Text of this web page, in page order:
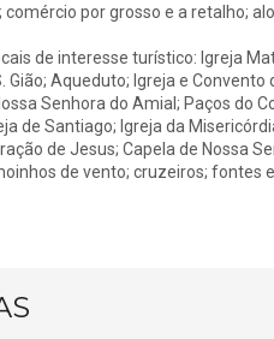
por grosso e a retalho;
de interesse turístico: Igreja
Gião; Aqueduto; Igreja e
Senhora do Amial; Paços do
de Santiago; Igreja da
de Jesus; Capela de Nossa
de vento; cruzeiros; fontes